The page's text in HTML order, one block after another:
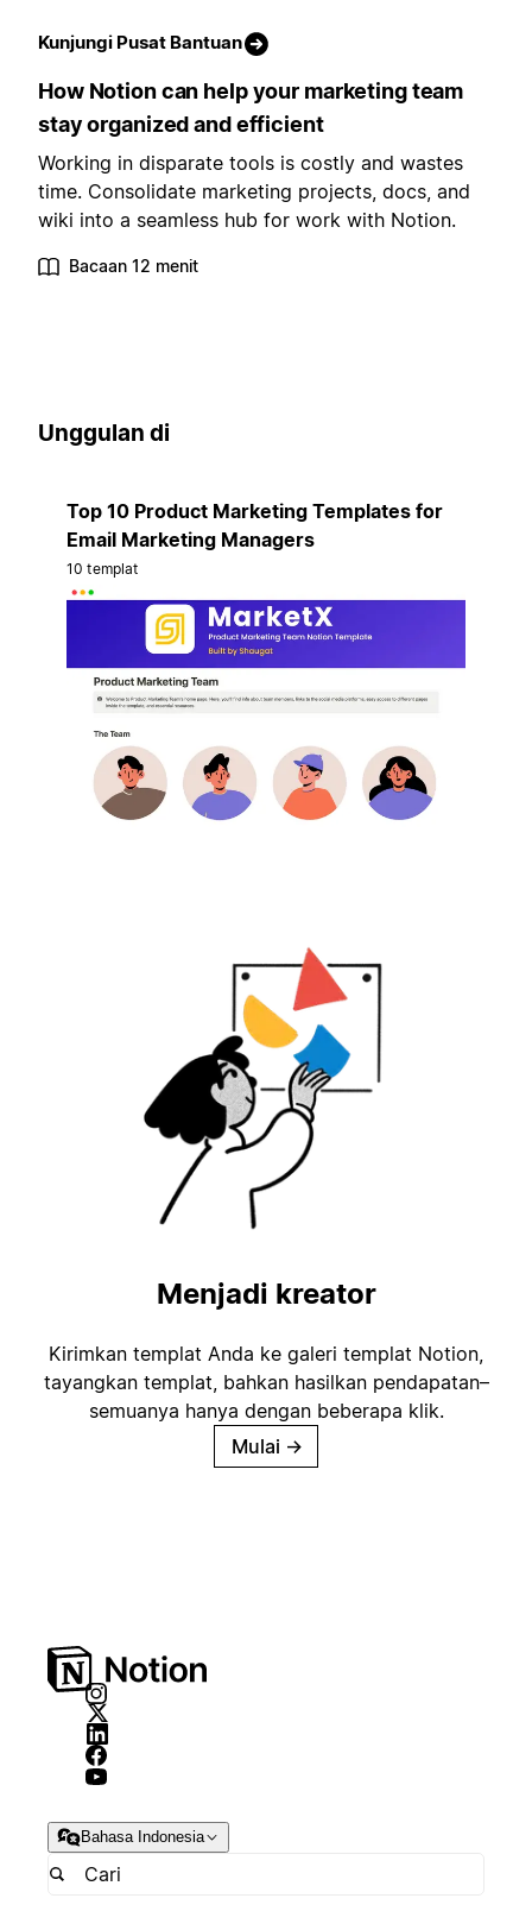
Kunjungi Pusat Bantuan
How Notion can help your marketing team
stay organized and efficient
Working in disparate tools is costly and wastes
time. Consolidate marketing projects, docs, and
wiki into a seamless hub for work with Notion.
Bacaan 12 menit
Unggulan di
Top 10 Product Marketing Templates for
Email Marketing Managers
10 templat
Menjadi kreator
Kirimkan templat Anda ke galeri templat Notion,
tayangkan templat, bahkan hasilkan pendapatan–
semuanya hanya dengan beberapa klik.
Mulai →
Bahasa Indonesia